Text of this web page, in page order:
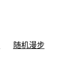
随机漫步